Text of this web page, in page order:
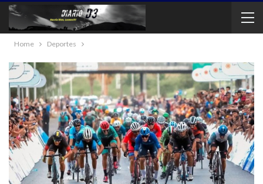
Home Deportes